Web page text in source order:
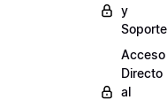
y
Soporte
Acceso
Directo
al